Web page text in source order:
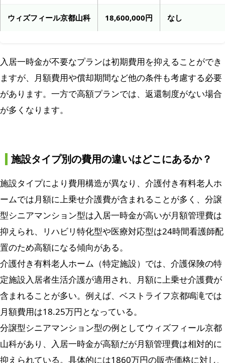
ウィズフィール京都山科 18,600,000円 なし
入居一時金が不要なプランは初期費用を抑えることができ
ますが、月額費用や償却期間など他の条件も考慮する必要
があります。一方で高額プランでは、返還制度がない場合
が多くなります。
施設タイプ別の費用の違いはどこにあるか？
施設タイプにより費用構造が異なり、介護付き有料老人ホ
ームでは月額に上乗せ介護費が含まれることが多く、分譲
型シニアマンション型は入居一時金が高いが月額管理費は
抑えられ、リハビリ特化型や医療対応型は24時間看護師配
置のため高額になる傾向がある。
介護付き有料老人ホーム（特定施設）では、介護保険の特
定施設入居者生活介護が適用され、月額に上乗せ介護費が
含まれることが多い。例えば、ベストライフ京都鳴滝では
月額費用は18.25万円となっている。
分譲型シニアマンション型の例としてウィズフィール京都
山科があり、入居一時金が高額だが月額管理費は相対的に
抑えられている。具体的には1860万円の販売価格に対し、